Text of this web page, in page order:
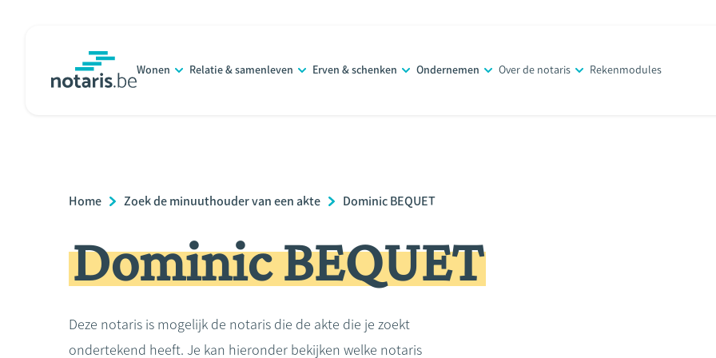
Wonen Relatie & samenleven Erven & schenken Ondernemen Over de notaris Rekenmodules
Breadcrumb
Home Zoek de minuuthouder van een akte Dominic BEQUET
Dominic BEQUET
Deze notaris is mogelijk de notaris die de akte die je zoekt
ondertekend heeft. Je kan hieronder bekijken welke notaris